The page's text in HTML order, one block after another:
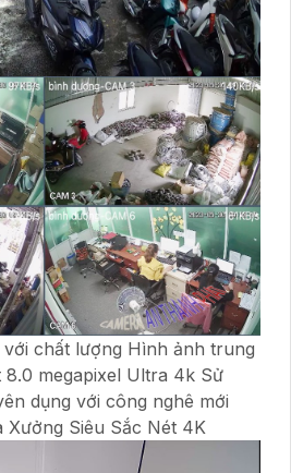
chất lượng Hình ảnh trung
megapixel Ultra 4k Sử
dụng với công nghê mới
Xưởng Siêu Sắc Nét 4K